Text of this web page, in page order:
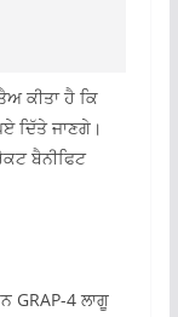
ਕੀਤਾ ਹੈ ਕਿ
ਦਿੱਤੇ ਜਾਣਗੇ।
ਬੈਨੀਫਿਟ
GRAP-4 ਲਾਗੂ